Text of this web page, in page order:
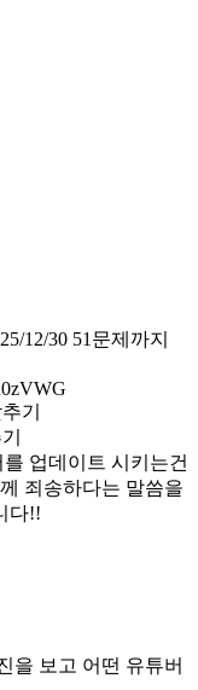
12/30 51문제까지
업데이트 시키는건
죄송하다는 말씀을
다!!
을 보고 어떤 유튜버